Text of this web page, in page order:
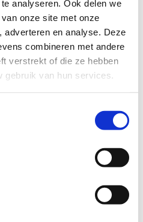
analyseren. Ook delen we
onze site met onze
adverteren en analyse. Deze
combineren met andere
verstrekt of die ze hebben
gebruik van hun services.
een mooie
natuurlijke schoonheid van
van Mol Galbergen terwijl je